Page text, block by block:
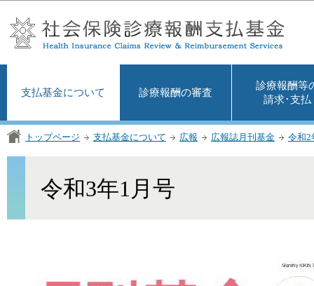
支払基金について 診療報酬の審査
診療報酬等
請求･支払
トップページ 支払基金について 広報 広報誌月刊基金 令和2
令和3年1月号